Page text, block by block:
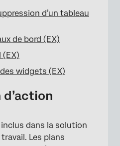
×
d’un tableau
de bord (EX)
(EX)
widgets (EX)
inclus dans la solution
Les plans